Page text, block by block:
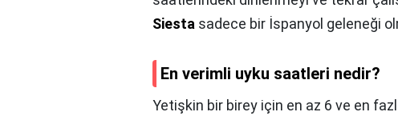
Siesta sadece bir İspanyol geleneği
En verimli uyku saatleri nedir?
Yetişkin bir birey için en az 6 ve en